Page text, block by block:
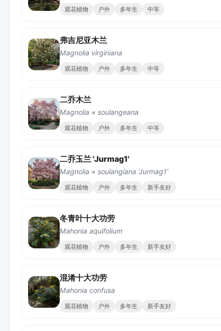
观花植物 户外 多年生 中等
弗吉尼亚木兰
Magnolia virginiana
观花植物 户外 多年生 中等
二乔木兰
Magnolia × soulangeana
观花植物 户外 多年生 中等
二乔玉兰 'Jurmag1'
Magnolia × soulangiana 'Jurmag1'
观花植物 户外 多年生 新手友好
冬青叶十大功劳
Mahonia aquifolium
观花植物 户外 多年生 新手友好
混淆十大功劳
Mahonia confusa
观花植物 户外 多年生 新手友好